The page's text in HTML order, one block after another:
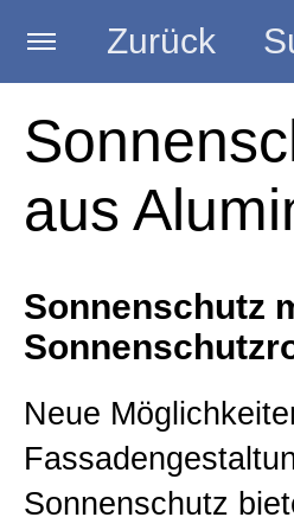
Zurück
Startseite
CILIUM®
Loggiawood®
Loggiawood®
Loggialu®
aus
Sonnenschutz
Neue
Sonnenschutz